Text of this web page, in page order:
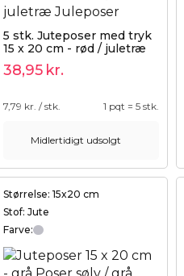
5 stk. Juteposer med tryk
15 x 20 cm - rød / juletræ
38,95 kr.
7,79 kr. / stk. 1 pqt = 5 stk.
Midlertidigt udsolgt
Størrelse: 15x20 cm
Stof: Jute
Farve: